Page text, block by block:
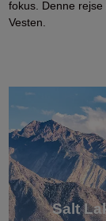
fokus. Denne
Vesten.
Salt